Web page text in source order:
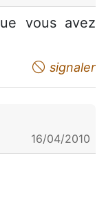
vous avez
signaler
16/04/2010